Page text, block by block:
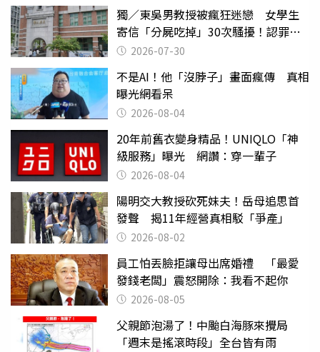
獨／東吳男教授被瘋狂迷戀 女學生
寄信「分屍吃掉」30次騷擾！認罪免
關 2026-07-30
不是AI！他「沒脖子」畫面瘋傳 真相
曝光網看呆
2026-08-04
20年前舊衣變身精品！UNIQLO「神
級服務」曝光 網讚：穿一輩子
2026-08-04
陽明交大教授砍死妹夫！岳母追思首
發聲 揭11年經營真相駁「爭產」
2026-08-02
員工怕丟臉拒讓母出席婚禮 「最愛
發錢老闆」震怒開除：我看不起你
2026-08-05
父親節泡湯了！中颱白海豚來攪局
「週末是搖滾時段」全台皆有雨